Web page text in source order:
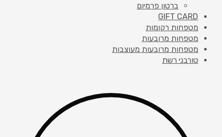
ברטון פרמיום
GIFT CARD
מטפחות רקומות
מטפחות מרובעות
מטפחות מרובעות מעוצבות
טורבני רשת